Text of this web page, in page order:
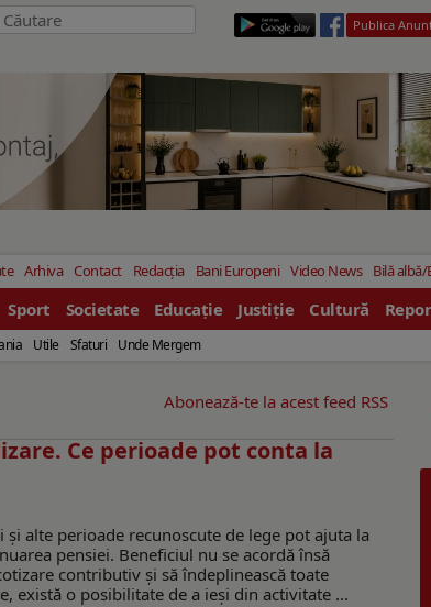
Publica
Arhiva Contact Redacția Bani Europeni Video News Bilă
Sport Societate Educație Justiție Cultură
Utile Sfaturi Unde Mergem
Abonează-te la acest feed RSS
Ce perioade pot conta la
alte perioade recunoscute de lege pot ajuta la
pensiei. Beneficiul nu se acordă însă
contributiv și să îndeplinească toate
există o posibilitate de a ieși din activitate ...